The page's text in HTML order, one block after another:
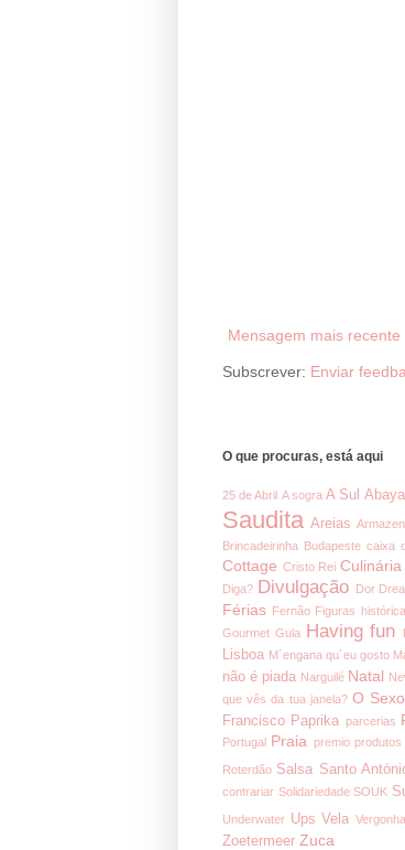
Mensagem mais recente
Subscrever: Enviar
O que procuras, está aqui
25 de Abril A sogra A Sul
Saudita Areias
Brincadeirinha Budapeste caixa
Cottage Cristo Rei Culinária
Diga? Divulgação Dor
Férias Fernão Figuras
Gourmet Gula Having fun
Lisboa M´engana qu´eu gosto
não é piada Narguilé Natal
que vês da tua janela? O
Francisco Paprika parcerias
Portugal Praia premio produtos
Roterdão Salsa Santo
contrariar Solidariedade SOUK
Underwater Ups Vela Vergonha
Zoetermeer Zuca